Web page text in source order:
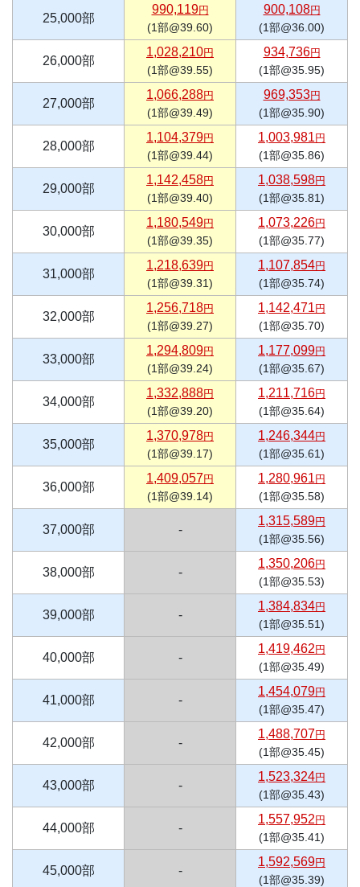
25,000部
990,119円
(1部@39.60)
900,108円
(1部@36.00)
26,000部
1,028,210円
(1部@39.55)
934,736円
(1部@35.95)
27,000部
1,066,288円
(1部@39.49)
969,353円
(1部@35.90)
28,000部
1,104,379円
(1部@39.44)
1,003,981 円
(1部@35.86)
29,000部
1,142,458円
(1部@39.40)
1,038,598円
(1部@35.81)
30,000部
1,180,549円
(1部@39.35)
1,073,226円
(1部@35.77)
31,000部
1,218,639円
(1部@39.31)
1,107,854円
(1部@35.74)
32,000部
1,256,718円
(1部@39.27)
1,142,471 円
(1部@35.70)
33,000部
1,294,809円
(1部@39.24)
1,177,099円
(1部@35.67)
34,000部
1,332,888円
(1部@39.20)
1,211,716円
(1部@35.64)
35,000部
1,370,978円
(1部@39.17)
1,246,344円
(1部@35.61)
36,000部
1,409,057円
(1部@39.14)
1,280,961 円
(1部@35.58)
37,000部 -
1,315,589円
(1部@35.56)
38,000部 -
1,350,206円
(1部@35.53)
39,000部 -
1,384,834円
(1部@35.51)
40,000部 -
1,419,462 円
(1部@35.49)
41,000部 -
1,454,079円
(1部@35.47)
42,000部 -
1,488,707円
(1部@35.45)
43,000部 -
1,523,324円
(1部@35.43)
44,000部 -
1,557,952 円
(1部@35.41)
45,000部 -
1,592,569円
(1部@35.39)